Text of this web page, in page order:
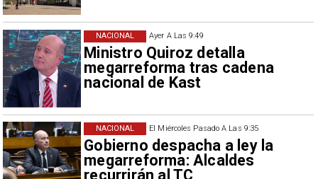
Ayer A Las 9:49
Ministro Quiroz detalla
megarreforma tras cadena
nacional de Kast
NACIONAL
El Miércoles Pasado A Las 9:35
Gobierno despacha a ley la
megarreforma: Alcaldes
recurrirán al TC
NACIONAL